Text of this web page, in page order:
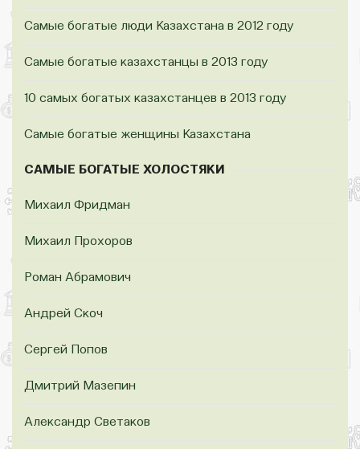
Самые богатые люди Казахстана в 2012 году
Самые богатые казахстанцы в 2013 году
10 самых богатых казахстанцев в 2013 году
Самые богатые женщины Казахстана
САМЫЕ БОГАТЫЕ ХОЛОСТЯКИ
Михаил Фридман
Михаил Прохоров
Роман Абрамович
Андрей Скоч
Сергей Попов
Дмитрий Мазепин
Александр Светаков